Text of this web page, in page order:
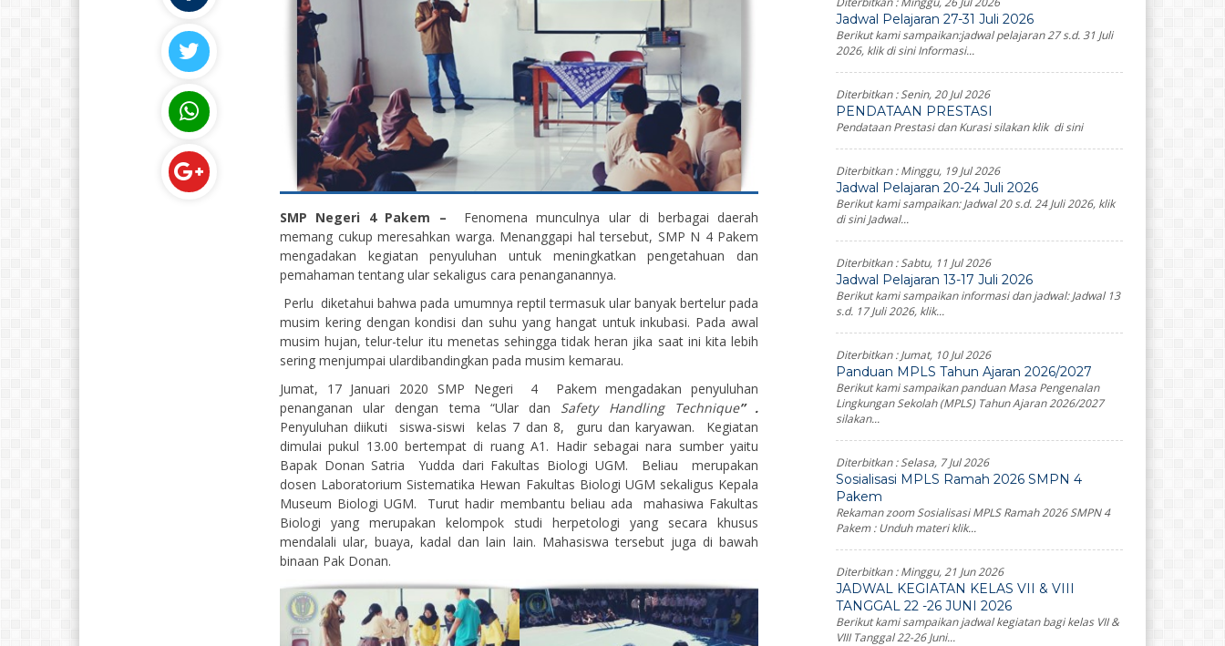
SMP Negeri 4 Pakem – Fenomena munculnya ular di berbagai daerah
memang cukup meresahkan warga. Menanggapi hal tersebut, SMP N 4 Pakem
mengadakan kegiatan penyuluhan untuk meningkatkan pengetahuan dan
pemahaman tentang ular sekaligus cara penanganannya.
Perlu diketahui bahwa pada umumnya reptil termasuk ular banyak bertelur pada
musim kering dengan kondisi dan suhu yang hangat untuk inkubasi. Pada awal
musim hujan, telur-telur itu menetas sehingga tidak heran jika saat ini kita lebih
sering menjumpai ulardibandingkan pada musim kemarau.
Jumat, 17 Januari 2020 SMP Negeri 4 Pakem mengadakan penyuluhan
penanganan ular dengan tema “Ular dan Safety Handling Technique”
.
Penyuluhan diikuti siswa-siswi kelas 7 dan 8, guru dan karyawan. Kegiatan
dimulai pukul 13.00 bertempat di ruang A1. Hadir sebagai nara sumber yaitu
Bapak Donan Satria Yudda dari Fakultas Biologi UGM. Beliau merupakan
dosen Laboratorium Sistematika Hewan Fakultas Biologi UGM sekaligus Kepala
Museum Biologi UGM. Turut hadir membantu beliau ada mahasiwa Fakultas
Biologi yang merupakan kelompok studi herpetologi yang secara khusus
mendalali ular, buaya, kadal dan lain lain. Mahasiswa tersebut juga di bawah
binaan Pak Donan.
Jadwal Pelajaran 27-31 Juli 2026
Berikut kami sampaikan:jadwal pelajaran 27 s.d. 31 Juli
2026, klik di sini Informasi...
Diterbitkan :Senin, 20 Jul 2026
PENDATAAN PRESTASI
Pendataan Prestasi dan Kurasi silakan klik di sini
Diterbitkan :Minggu, 19 Jul 2026
Jadwal Pelajaran 20-24 Juli 2026
Berikut kami sampaikan: Jadwal 20 s.d. 24 Juli 2026, klik
di sini Jadwal...
Diterbitkan :Sabtu, 11 Jul 2026
Jadwal Pelajaran 13-17 Juli 2026
Berikut kami sampaikan informasi dan jadwal: Jadwal 13
s.d. 17 Juli 2026, klik...
Diterbitkan :Jumat, 10 Jul 2026
Panduan MPLS Tahun Ajaran 2026/2027
Berikut kami sampaikan panduan Masa Pengenalan
Lingkungan Sekolah (MPLS) Tahun Ajaran 2026/2027
silakan...
Diterbitkan :Selasa, 7 Jul 2026
Sosialisasi MPLS Ramah 2026 SMPN 4
Pakem
Rekaman zoom Sosialisasi MPLS Ramah 2026 SMPN 4
Pakem : Unduh materi klik...
Diterbitkan :Minggu, 21 Jun 2026
JADWAL KEGIATAN KELAS VII & VIII
TANGGAL 22 -26 JUNI 2026
Berikut kami sampaikan jadwal kegiatan bagi kelas VII &
VIII Tanggal 22-26 Juni...